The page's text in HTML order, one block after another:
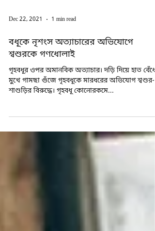
Dec 22, 2021 1 min read
বধূকে নৃশংস অত্যাচারের অভিযোগে
শ্বশুরকে গণধোলাই
গৃহবধূর ওপর অমানবিক অত্যাচার। দড়ি দিয়ে হাত বেঁধে,
শাশুড়ির বিরুদ্ধে। গৃহবধূ কোনোরকমে...